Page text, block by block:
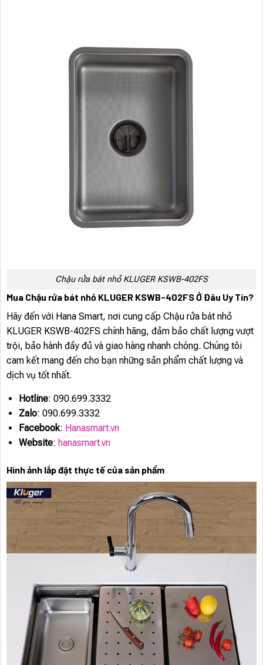
Chậu rửa bát nhỏ KLUGER KSWB-402FS
Mua Chậu rửa bát nhỏ KLUGER KSWB-402FS Ở Đâu Uy Tín?
Hãy đến với Hana Smart, nơi cung cấp Chậu rửa bát nhỏ
KLUGER KSWB-402FS chính hãng, đảm bảo chất lượng vượt
trội, bảo hành đầy đủ và giao hàng nhanh chóng. Chúng tôi
cam kết mang đến cho bạn những sản phẩm chất lượng và
dịch vụ tốt nhất.
Hotline: 090.699.3332
Zalo: 090.699.3332
Facebook: Hanasmart.vn
Website: hanasmart.vn
Hình ảnh lắp đặt thực tế của sản phẩm